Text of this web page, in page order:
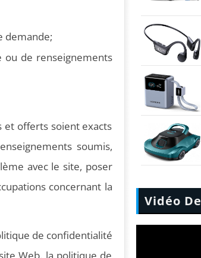
demande;
ou de renseignements
offerts soient exacts
soumis,
avec le site, poser
concernant la
de confidentialité
Vidéo